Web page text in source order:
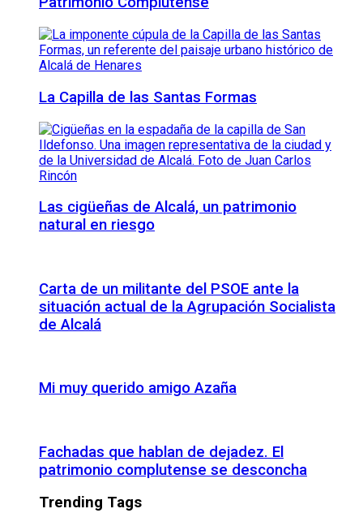
La Capilla de las Santas Formas
Las cigüeñas de Alcalá, un patrimonio
natural en riesgo
Carta de un militante del PSOE ante la
situación actual de la Agrupación Socialista
de Alcalá
Mi muy querido amigo Azaña
Fachadas que hablan de dejadez. El
patrimonio complutense se desconcha
Trending Tags